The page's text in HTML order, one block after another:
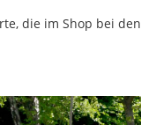
die im Shop bei den